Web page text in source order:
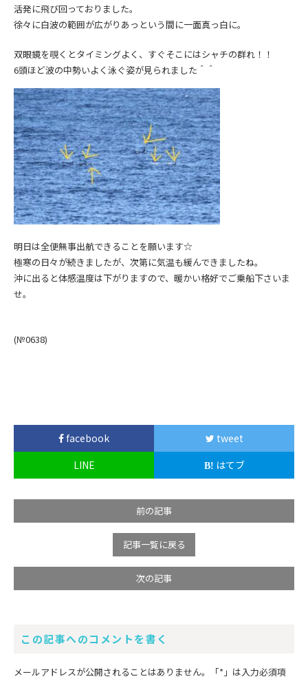
活発に飛び回っておりました。
徐々に白波の範囲が広がりあっという間に一面真っ白に。
双眼鏡を覗くとタイミングよく、すぐそこにはシャチの群れ！！
6頭ほど波の中勢いよく泳ぐ姿が見られました＾＾
明日は全便無事出航できることを願います☆
極寒の日々が続きましたが、次第に気温も緩んできましたね。
沖に出ると体感温度は下がりますので、暖かい格好でご乗船下さいま
せ。
(№0638)
facebook
tweet
LINE
はてブ
前の記事
記事一覧に戻る
次の記事
この記事へのコメントを書く
メールアドレスが公開されることはありません。 「*」 は入力必須項